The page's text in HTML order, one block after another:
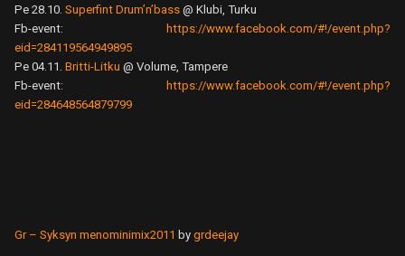
Pe 28.10. Superfint Drum’n’bass @ Klubi, Turku
Fb-event:
https://www.facebook.com/#!/event.php?
eid=284119564949895
Pe 04.11. Britti-Litku @ Volume, Tampere
Fb-event:
https://www.facebook.com/#!/event.php?
eid=284648564879799
Gr – Syksyn menominimix2011 by grdeejay